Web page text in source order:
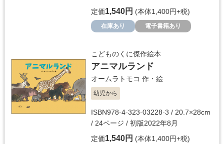
定価1,540円 (本体1,400円+税)
在庫あり 電子書籍あり
こどものくに傑作絵本
アニマルランド
オームラトモコ 作・絵
幼児から
ISBN978-4-323-03228-3 / 20.7×28cm
/ 24ページ / 初版2022年8月
定価1,540円 (本体1,400円+税)